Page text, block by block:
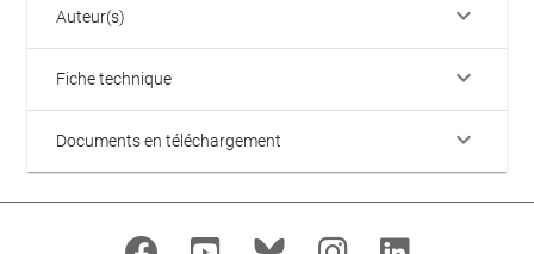
Auteur(s) keyboard_arrow_down
Fiche technique keyboard_arrow_down
Documents en téléchargement keyboard_arrow_down